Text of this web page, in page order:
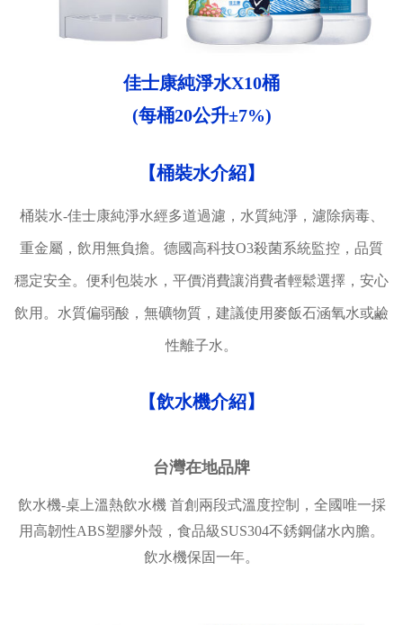
佳士康純淨水X10桶
(每桶20公升±7%)
【桶裝水介紹】
桶裝水-佳士康純淨水經多道過濾，水質純淨，濾除病毒、
重金屬，飲用無負擔。德國高科技O3殺菌系統監控，品質
穩定安全。便利包裝水，平價消費讓消費者輕鬆選擇，安心
飲用。水質偏弱酸，無礦物質，建議使用麥飯石涵氧水或鹼
性離子水。
【飲水機介紹】
台灣在地品牌
飲水機-桌上溫熱飲水機 首創兩段式溫度控制，全國唯一採
用高韌性ABS塑膠外殼，食品級SUS304不銹鋼儲水內膽。
飲水機保固一年。